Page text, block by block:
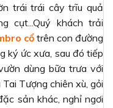
trái trái cây trĩu quả
cụt...Quý khách trải
cổ trên con đường
ký ức xưa, sau đó tiếp
dùng bữa trưa với
Tượng chiên xù, gỏi
sản khác, nghỉ ngơi